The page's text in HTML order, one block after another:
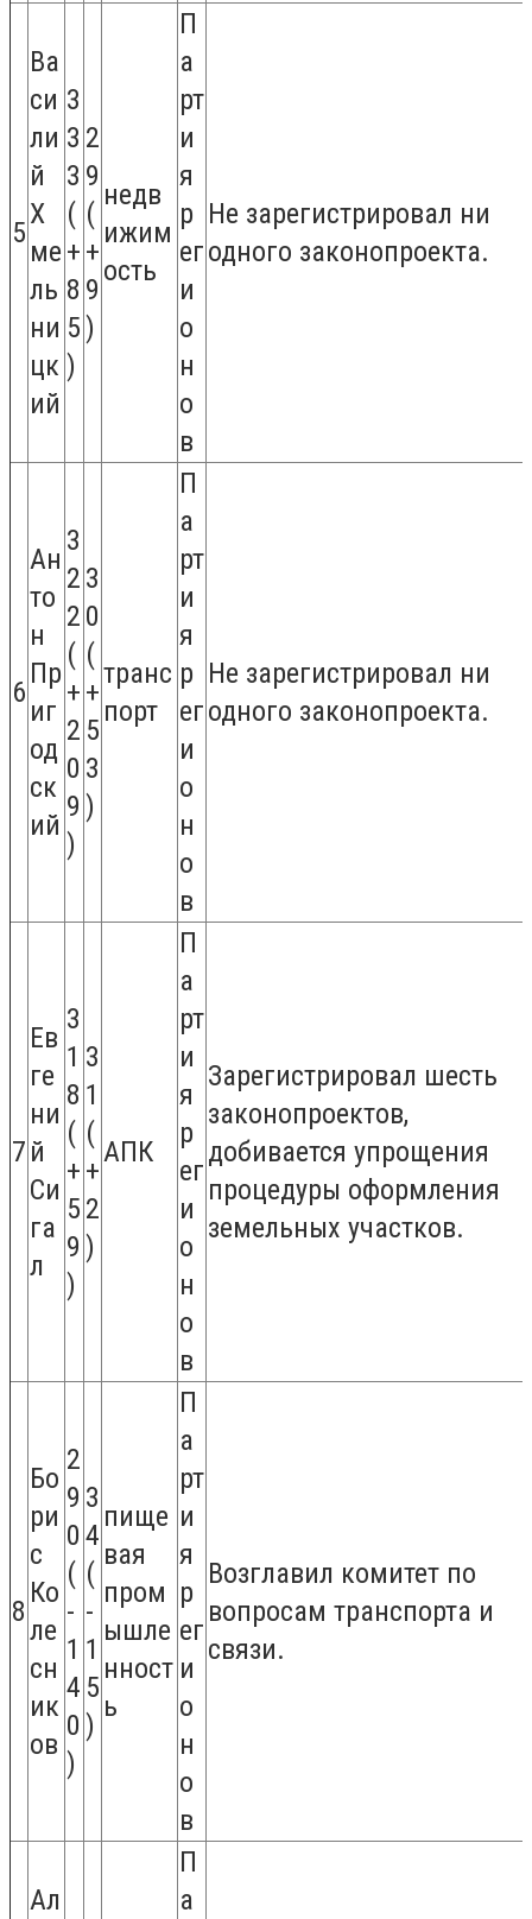
5
Ва
си
ли
й
Х
ме
ль
ни
цк
ий
3
3
3
(
+
8
5
)
2
9
(
+
9
)
недв
ижим
ость
П
а
рт
и
я
р
ег
и
о
н
о
в
Не зарегистрировал ни
одного законопроекта.
6
Ан
то
н
Пр
иг
од
ск
ий
3
2
2
(
+
2
0
9
)
3
0
(
+
5
3
)
транс
порт
П
а
рт
и
я
р
ег
и
о
н
о
в
Не зарегистрировал ни
одного законопроекта.
7
Ев
ге
ни
й
Си
га
л
3
1
8
(
+
5
9
)
3
1
(
+
2
)
АПК
П
а
рт
и
я
р
ег
и
о
н
о
в
Зарегистрировал шесть
законопроектов,
добивается упрощения
процедуры оформления
земельных участков.
8
Бо
ри
с
Ко
ле
сн
ик
ов
2
9
0
(
-
1
4
0
)
3
4
(
-
1
5
)
пище
вая
пром
ышле
нност
ь
П
а
рт
и
я
р
ег
и
о
н
о
в
Возглавил комитет по
вопросам транспорта и
связи.
Ал
П
а